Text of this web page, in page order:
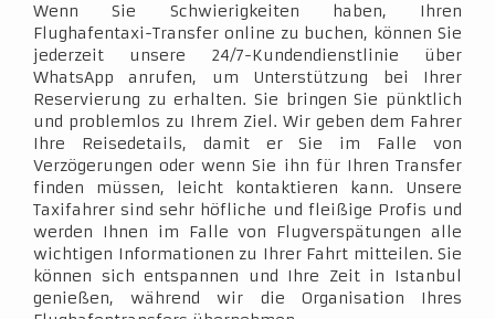
Wenn Sie Schwierigkeiten haben, Ihren
Flughafentaxi-Transfer online zu buchen, können Sie
jederzeit unsere 24/7-Kundendienstlinie über
WhatsApp anrufen, um Unterstützung bei Ihrer
Reservierung zu erhalten. Sie bringen Sie pünktlich
und problemlos zu Ihrem Ziel. Wir geben dem Fahrer
Ihre Reisedetails, damit er Sie im Falle von
Verzögerungen oder wenn Sie ihn für Ihren Transfer
finden müssen, leicht kontaktieren kann. Unsere
Taxifahrer sind sehr höfliche und fleißige Profis und
werden Ihnen im Falle von Flugverspätungen alle
wichtigen Informationen zu Ihrer Fahrt mitteilen. Sie
können sich entspannen und Ihre Zeit in Istanbul
genießen, während wir die Organisation Ihres